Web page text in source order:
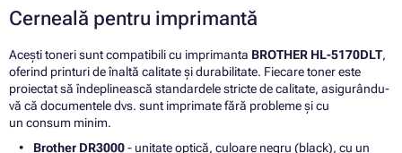
Cerneală pentru imprimantă
Acești toneri sunt compatibili cu imprimanta BROTHER HL-5170DLT,
oferind printuri de înaltă calitate și durabilitate. Fiecare toner este
proiectat să îndeplinească standardele stricte de calitate, asigurându-
vă că documentele dvs. sunt imprimate fără probleme și cu
un consum minim.
Brother DR3000- unitate optică, culoare negru (black), cu un